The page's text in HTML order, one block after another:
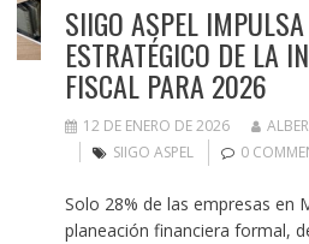
SIIGO ASPEL
ESTRATÉGICO DE LA
FISCAL PARA 2026
12 DE ENERO DE 2026
SIIGO ASPEL
0
Solo 28% de las empresas en
planeación financiera formal,